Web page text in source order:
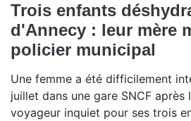
Trois enfants
d'Annecy : leur mère
policier municipal
Une femme a été difficilement
juillet dans une gare SNCF après
voyageur inquiet pour ses trois